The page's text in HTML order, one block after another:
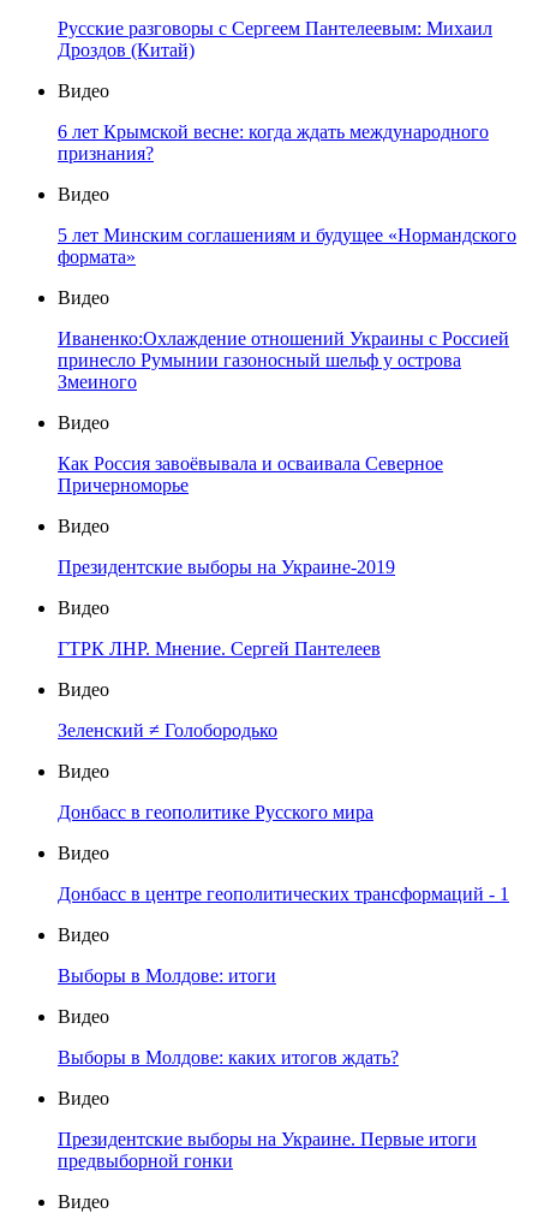
Русские разговоры с Сергеем Пантелеевым: Михаил
Дроздов (Китай)
Видео
6 лет Крымской весне: когда ждать международного
признания?
Видео
5 лет Минским соглашениям и будущее «Нормандского
формата»
Видео
Иваненко:Охлаждение отношений Украины с Россией
принесло Румынии газоносный шельф у острова
Змеиного
Видео
Как Россия завоёвывала и осваивала Северное
Причерноморье
Видео
Президентские выборы на Украине-2019
Видео
ГТРК ЛНР. Мнение. Сергей Пантелеев
Видео
Зеленский ≠ Голобородько
Видео
Донбасс в геополитике Русского мира
Видео
Донбасс в центре геополитических трансформаций - 1
Видео
Выборы в Молдове: итоги
Видео
Выборы в Молдове: каких итогов ждать?
Видео
Президентские выборы на Украине. Первые итоги
предвыборной гонки
Видео